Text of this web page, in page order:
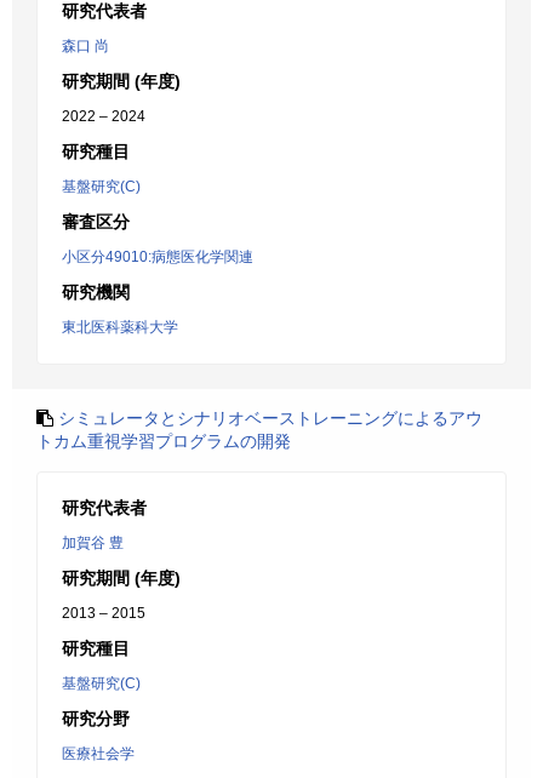
研究代表者
森口 尚
研究期間 (年度)
2022 – 2024
研究種目
基盤研究(C)
審査区分
小区分49010:病態医化学関連
研究機関
東北医科薬科大学
シミュレータとシナリオベーストレーニングによるアウ
トカム重視学習プログラムの開発
研究代表者
加賀谷 豊
研究期間 (年度)
2013 – 2015
研究種目
基盤研究(C)
研究分野
医療社会学